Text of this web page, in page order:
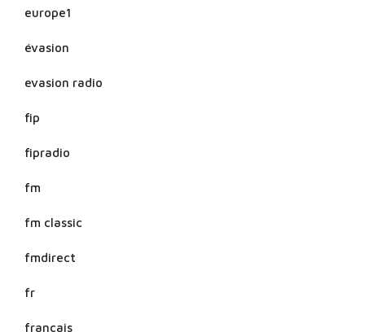
europe1
évasion
evasion radio
fip
fipradio
fm
fm classic
fmdirect
fr
francais